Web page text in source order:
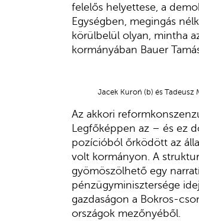
felelős helyettese, a
Egységben, megingás
körülbelül olyan, mintha
kormányában Bauer
Jacek Kuroń (b) és Tadeusz
Az akkori
Legfőképpen az – és ez
pozícióból őrködött az
volt kormányon. A
gyömöszölhető egy
pénzügyminisztersége
gazdaságon a Bokros-
országok mezőnyéből.